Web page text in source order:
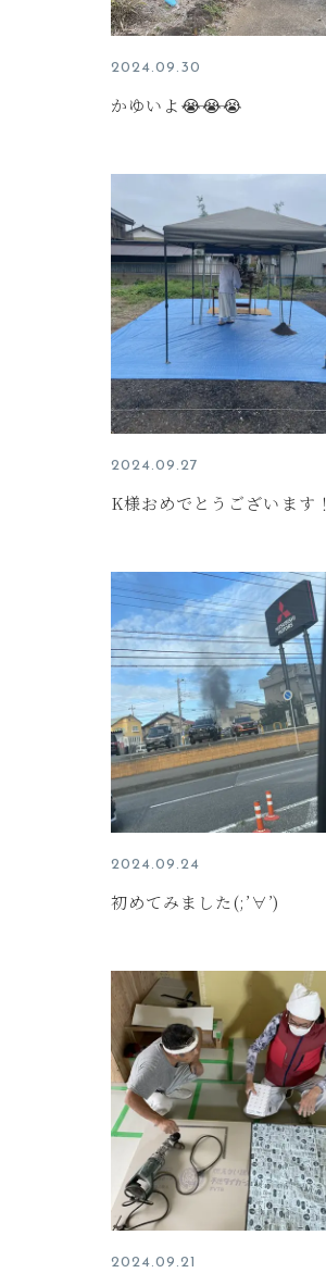
2024.09.30
かゆいよ―――😭😭😭
2024.09.27
K様おめでとうございます！
2024.09.24
初めてみました(;’∀’)
2024.09.21